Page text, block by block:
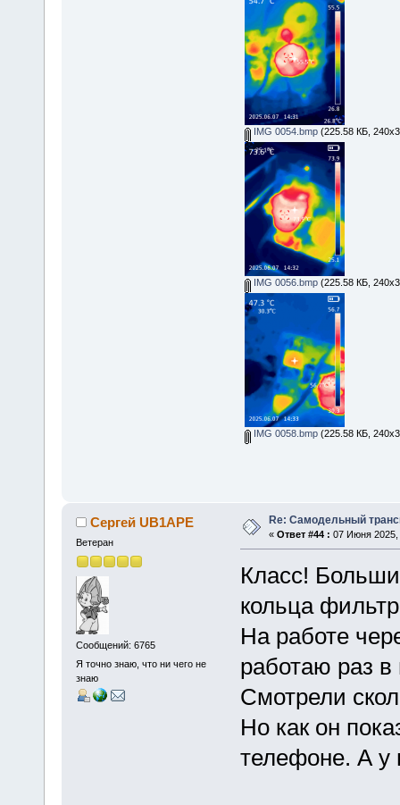
IMG 0054.bmp(225.58 КБ,
IMG 0056.bmp(225.58 КБ,
IMG 0058.bmp(225.58 КБ,
Сергей UB1APE
Ветеран
Сообщений: 6765
Я точно знаю, что ни чего не
знаю
Re: Самодельный
« Ответ #44 : 07 Июня 2025,
Класс!
кольца
На работе
работаю раз в
Смотрели
Но как он
телефоне. А у